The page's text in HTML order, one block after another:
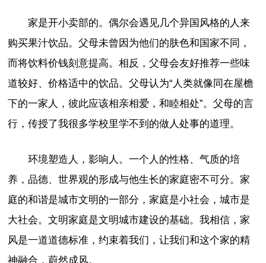
家是开小卖部的。偶尔会遇见几个异国风格的人来
购买果汁饮品。父母未曾因为他们的肤色和国家不同，
而将饮料价钱刻意提高。相反，父母会友好推荐一些味
道较好、价格适中的饮品。父母认为“人类就像同在屋檐
下的一家人，彼此应该相亲相爱，和睦相处”。父母的言
行，传授了我很多学校里学不到的做人处事的道理。
环境塑造人，影响人。一个人的性格、气质的培
养，品德、世界观的形成与他生长的家庭密不可分。家
庭的和谐是城市文明的一部分，家庭是小社会，城市是
大社会。文明家庭是文明城市建设的基础。我相信，家
风是一道道德标准，约束着我们，让我们和这个家的精
神融合，蔚然成风。